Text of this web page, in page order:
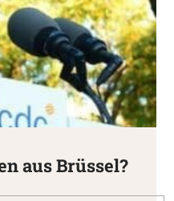
aus Brüssel?